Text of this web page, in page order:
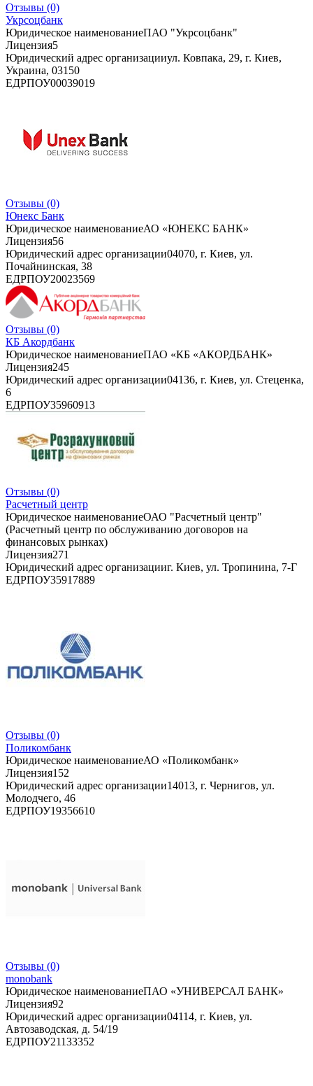
Отзывы (0)
Укрсоцбанк
Юридическое наименованиеПАО "Укрсоцбанк"
Лицензия5
Юридический адрес организацииул. Ковпака, 29, г. Киев,
Украина, 03150
ЕДРПОУ00039019
Отзывы (0)
Юнекс Банк
Юридическое наименованиеАО «ЮНЕКС БАНК»
Лицензия56
Юридический адрес организации04070, г. Киев, ул.
Почайнинская, 38
ЕДРПОУ20023569
Отзывы (0)
КБ Акордбанк
Юридическое наименованиеПАО «КБ «АКОРДБАНК»
Лицензия245
Юридический адрес организации04136, г. Киев, ул. Стеценка,
6
ЕДРПОУ35960913
Отзывы (0)
Расчетный центр
Юридическое наименованиеОАО "Расчетный центр"
(Расчетный центр по обслуживанию договоров на
финансовых рынках)
Лицензия271
Юридический адрес организацииг. Киев, ул. Тропинина, 7-Г
ЕДРПОУ35917889
Отзывы (0)
Поликомбанк
Юридическое наименованиеАО «Поликомбанк»
Лицензия152
Юридический адрес организации14013, г. Чернигов, ул.
Молодчего, 46
ЕДРПОУ19356610
Отзывы (0)
monobank
Юридическое наименованиеПАО «УНИВЕРСАЛ БАНК»
Лицензия92
Юридический адрес организации04114, г. Киев, ул.
Автозаводская, д. 54/19
ЕДРПОУ21133352